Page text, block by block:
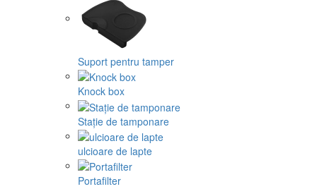
Suport pentru tamper
Knock box
Stație de tamponare
ulcioare de lapte
Portafilter